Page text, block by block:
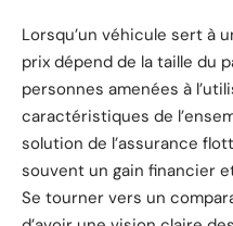
Lorsqu’un véhicule sert à
prix dépend de la taille du
personnes amenées à
caractéristiques de
solution de l’assurance
souvent un gain financier
Se tourner vers un